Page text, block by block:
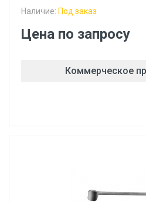
Наличие: Под заказ
Цена по запросу
Коммерческое